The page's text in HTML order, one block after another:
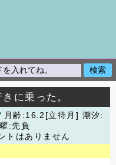
に乗った。
月齢:16.2[立待月] 潮汐:
:先負
トはありません